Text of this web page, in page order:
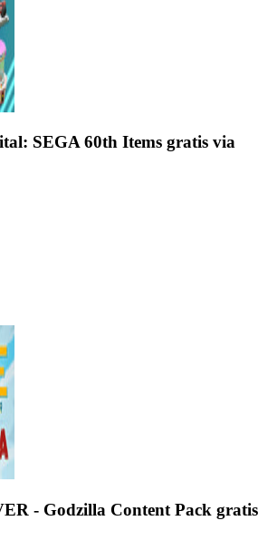
SEGA 60th Items gratis via
- Godzilla Content Pack gratis